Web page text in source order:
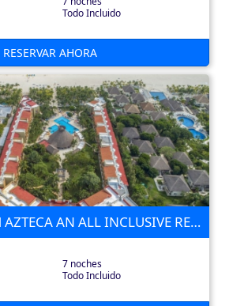
Todo Incluido
RESERVAR AHORA
VIVA WYNDHAM AZTECA AN ALL INCLUSIVE RESORT 4 ESTRELLAS
7 noches
Todo Incluido